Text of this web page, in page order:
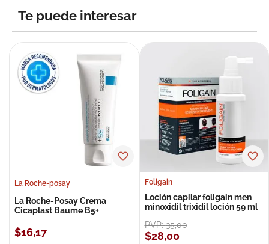
Te puede interesar
La Roche-posay
La Roche-Posay Crema
Cicaplast Baume B5+
$16,17
Foligain
Loción capilar foligain men
minoxidil trixidil loción 59 ml
PVP:35,00
$28,00